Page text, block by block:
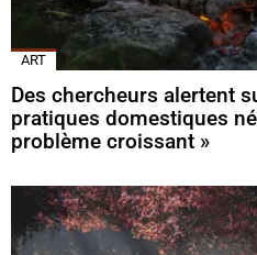
ART
Des chercheurs alertent
pratiques domestiques
problème croissant »